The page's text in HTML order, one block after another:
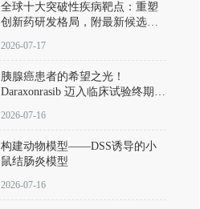
全球十大突破性疾病靶点：重塑
创新药研发格局，附最新候选分
2026-07-17
胰腺癌患者的希望之光！
Daraxonrasib 迈入临床试验终期阶
2026-07-16
构建动物模型——DSS诱导的小
鼠结肠炎模型
2026-07-16